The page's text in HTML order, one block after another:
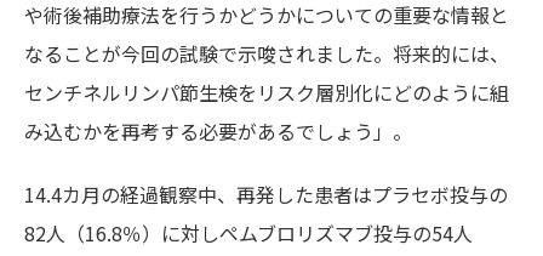
や術後補助療法を行うかどうかについての重要な情報と
なることが今回の試験で示唆されました。将来的には、
センチネルリンパ節生検をリスク層別化にどのように組
み込むかを再考する必要があるでしょう」。
14.4カ月の経過観察中、再発した患者はプラセボ投与の
82人（16.8％）に対しペムブロリズマブ投与の54人